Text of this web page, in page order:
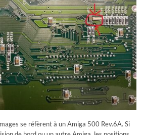
se réfèrent à un Amiga 500 Rev.6A. Si